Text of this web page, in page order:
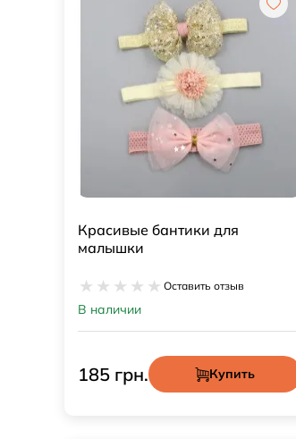
Красивые бантики для
малышки
Оставить отзыв
В наличии
185 грн. Купить